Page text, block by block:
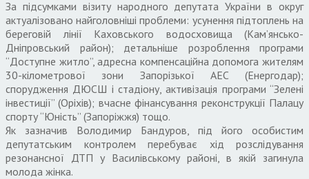
За підсумками візиту народного депутата України в округ
актуалізовано найголовніші проблеми: усунення підтоплень на
береговій лінії Каховського водосховища (Кам’янсько-
Дніпровський район); детальніше розроблення програми
“Доступне житло”, адресна компенсаційна допомога жителям
30-кілометрової зони Запорізької АЕС (Енергодар);
спорудження ДЮСШ і стадіону, активізація програми “Зелені
інвестиції” (Оріхів); вчасне фінансування реконструкції Палацу
спорту “Юність” (Запоріжжя) тощо.
Як зазначив Володимир Бандуров, під його особистим
депутатським контролем перебуває хід розслідування
резонансної ДТП у Василівському районі, в якій загинула
молода жінка.